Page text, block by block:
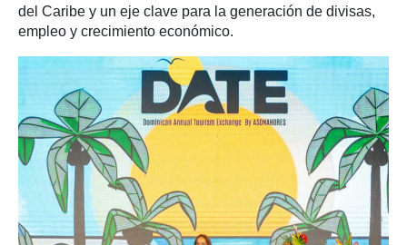
del Caribe y un eje clave para la generación de divisas,
empleo y crecimiento económico.